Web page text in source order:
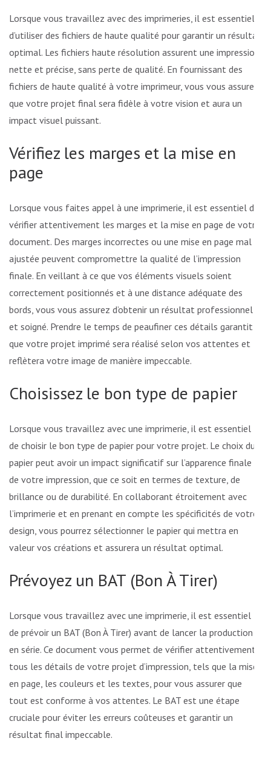
Lorsque vous travaillez avec des imprimeries, il est essentiel
d’utiliser des fichiers de haute qualité pour garantir un résultat
optimal. Les fichiers haute résolution assurent une impression
nette et précise, sans perte de qualité. En fournissant des
fichiers de haute qualité à votre imprimeur, vous vous assurez
que votre projet final sera fidèle à votre vision et aura un
impact visuel puissant.
Vérifiez les marges et la mise en
page
Lorsque vous faites appel à une imprimerie, il est essentiel de
vérifier attentivement les marges et la mise en page de votre
document. Des marges incorrectes ou une mise en page mal
ajustée peuvent compromettre la qualité de l’impression
finale. En veillant à ce que vos éléments visuels soient
correctement positionnés et à une distance adéquate des
bords, vous vous assurez d’obtenir un résultat professionnel
et soigné. Prendre le temps de peaufiner ces détails garantit
que votre projet imprimé sera réalisé selon vos attentes et
reflètera votre image de manière impeccable.
Choisissez le bon type de papier
Lorsque vous travaillez avec une imprimerie, il est essentiel
de choisir le bon type de papier pour votre projet. Le choix du
papier peut avoir un impact significatif sur l’apparence finale
de votre impression, que ce soit en termes de texture, de
brillance ou de durabilité. En collaborant étroitement avec
l’imprimerie et en prenant en compte les spécificités de votre
design, vous pourrez sélectionner le papier qui mettra en
valeur vos créations et assurera un résultat optimal.
Prévoyez un BAT (Bon À Tirer)
Lorsque vous travaillez avec une imprimerie, il est essentiel
de prévoir un BAT (Bon À Tirer) avant de lancer la production
en série. Ce document vous permet de vérifier attentivement
tous les détails de votre projet d’impression, tels que la mise
en page, les couleurs et les textes, pour vous assurer que
tout est conforme à vos attentes. Le BAT est une étape
cruciale pour éviter les erreurs coûteuses et garantir un
résultat final impeccable.